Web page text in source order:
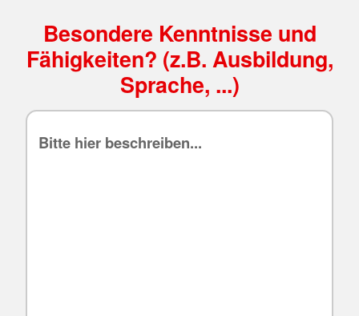
Besondere Kenntnisse und
Fähigkeiten? (z.B. Ausbildung,
Sprache, ...)